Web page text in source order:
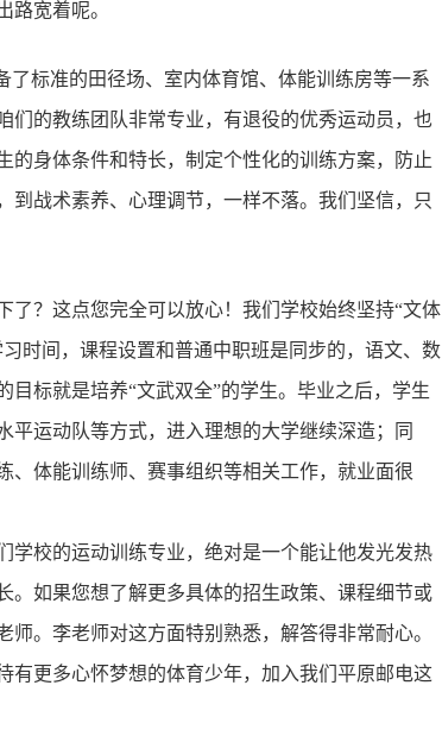
路宽着呢。
了标准的田径场、室内体育馆、体能训练房等一系
们的教练团队非常专业，有退役的优秀运动员，也
的身体条件和特长，制定个性化的训练方案，防止
到战术素养、心理调节，一样不落。我们坚信，只
？这点您完全可以放心！我们学校始终坚持“文体
时间，课程设置和普通中职班是同步的，语文、数
标就是培养“文武双全”的学生。毕业之后，学生
运动队等方式，进入理想的大学继续深造；同
、体能训练师、赛事组织等相关工作，就业面很
学校的运动训练专业，绝对是一个能让他发光发热
。如果您想了解更多具体的招生政策、课程细节或
。李老师对这方面特别熟悉，解答得非常耐心。
有更多心怀梦想的体育少年，加入我们平原邮电这